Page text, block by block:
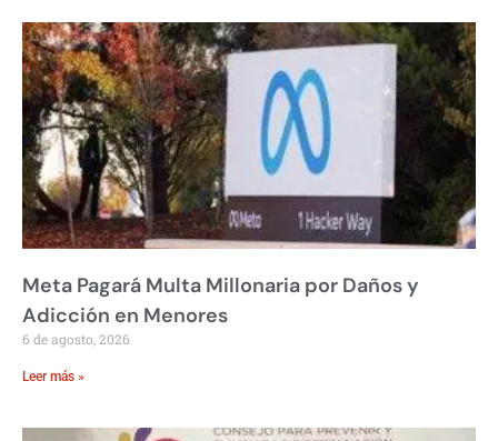
Meta Pagará Multa Millonaria por Daños y
Adicción en Menores
6 de agosto, 2026
Leer más »